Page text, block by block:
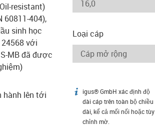
resistant)
60811-404),
sinh học
với
MB đã được
hành lên tới
Loại cáp
igus-icon-info
igus® GmbH xác định độ
dài cáp trên toàn bộ chiều
dài, kể cả mối nối hoặc tùy
chỉnh mờ.